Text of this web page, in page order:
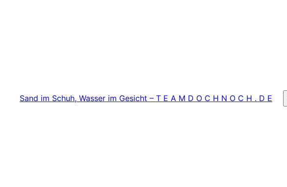
Sand im Schuh, Wasser im Gesicht – T E A M D O C H N O C H . D E